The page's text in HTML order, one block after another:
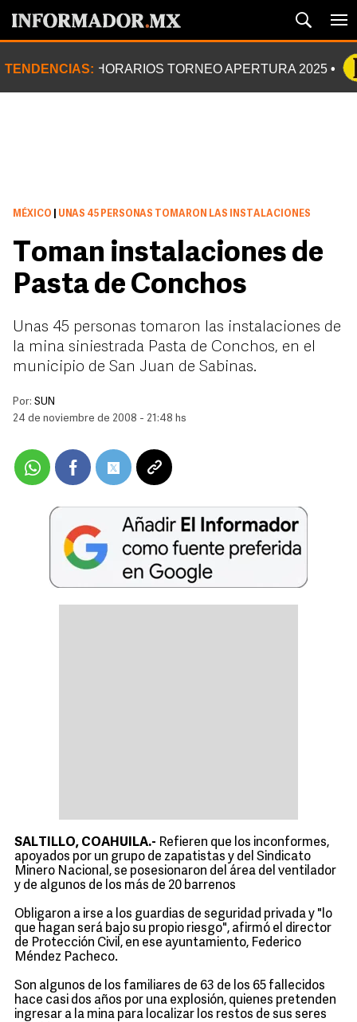
TENDENCIAS: HORARIOS TORNEO APERTURA 2025
MÉXICO UNAS 45 PERSONAS TOMARON LAS INSTALACIONES
Toman instalaciones de
Pasta de Conchos
Unas 45 personas tomaron las instalaciones de
la mina siniestrada Pasta de Conchos, en el
municipio de San Juan de Sabinas.
Por: SUN
24 de noviembre de 2008 - 21:48 hs
SALTILLO, COAHUILA.- Refieren que los inconformes,
apoyados por un grupo de zapatistas y del Sindicato
Minero Nacional, se posesionaron del área del ventilador
y de algunos de los más de 20 barrenos
Obligaron a irse a los guardias de seguridad privada y "lo
que hagan será bajo su propio riesgo", afirmó el director
de Protección Civil, en ese ayuntamiento, Federico
Méndez Pacheco.
Son algunos de los familiares de 63 de los 65 fallecidos
hace casi dos años por una explosión, quienes pretenden
ingresar a la mina para localizar los restos de sus seres